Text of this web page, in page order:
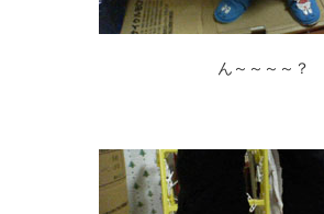
ん～～～～？